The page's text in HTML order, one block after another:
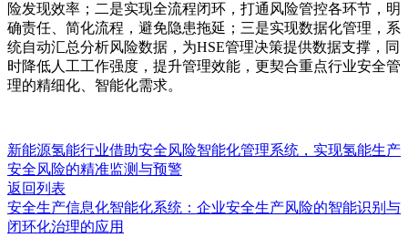
险发现效率；二是实现全流程闭环，打通风险管控各环节，明
确责任、简化流程，避免隐患拖延；三是实现数据化管理，系
统自动汇总分析风险数据，为HSE管理决策提供数据支撑，同
时降低人工工作强度，提升管理效能，更契合重点行业安全管
理的精细化、智能化需求。
新能源氢能行业借助安全风险智能化管理系统，实现氢能生产
安全风险的精准监测与预警
返回列表
安全生产信息化智能化系统：企业安全生产风险的智能识别与
闭环化治理的应用